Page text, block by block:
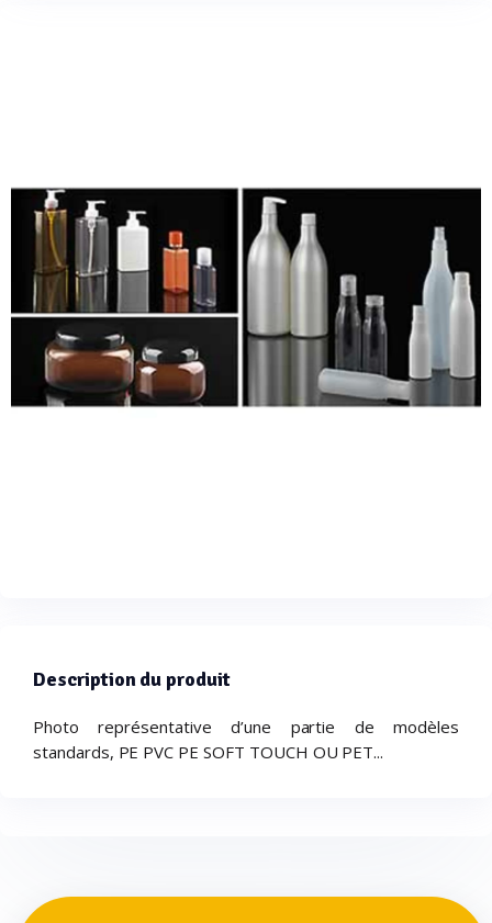
Description du produit
Photo représentative d’une partie de modèles
standards, PE PVC PE SOFT TOUCH OU PET...